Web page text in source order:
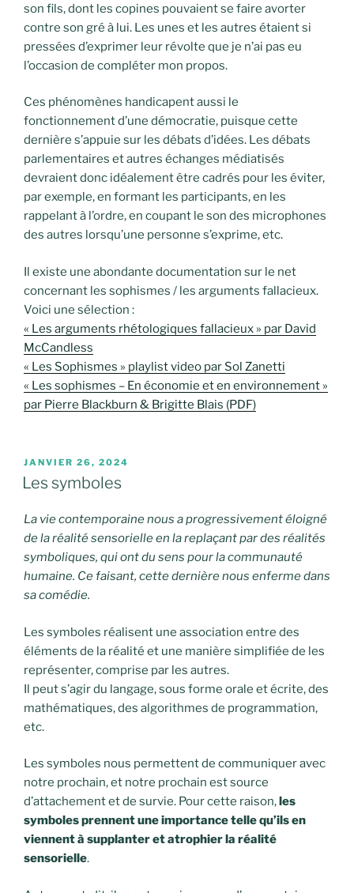
son fils, dont les copines pouvaient se faire avorter
contre son gré à lui. Les unes et les autres étaient si
pressées d’exprimer leur révolte que je n’ai pas eu
l’occasion de compléter mon propos.
Ces phénomènes handicapent aussi le
fonctionnement d’une démocratie, puisque cette
dernière s’appuie sur les débats d’idées. Les débats
parlementaires et autres échanges médiatisés
devraient donc idéalement être cadrés pour les éviter,
par exemple, en formant les participants, en les
rappelant à l’ordre, en coupant le son des microphones
des autres lorsqu’une personne s’exprime, etc.
Il existe une abondante documentation sur le net
concernant les sophismes / les arguments fallacieux.
Voici une sélection :
« Les arguments rhétologiques fallacieux » par David
McCandless
« Les Sophismes » playlist video par Sol Zanetti​
« Les sophismes – En économie et en environnement »
par Pierre Blackburn & Brigitte Blais (PDF)
PUBLIÉ
LE
JANVIER 26, 2024
Les symboles
La vie contemporaine nous a progressivement éloigné
de la réalité sensorielle en la replaçant par des réalités
symboliques, qui ont du sens pour la communauté
humaine. Ce faisant, cette dernière nous enferme dans
sa comédie.
Les symboles réalisent une association entre des
éléments de la réalité et une manière simplifiée de les
représenter, comprise par les autres.
Il peut s’agir du langage, sous forme orale et écrite, des
mathématiques, des algorithmes de programmation,
etc.
Les symboles nous permettent de communiquer avec
notre prochain, et notre prochain est source
d’attachement et de survie. Pour cette raison,les
symboles prennent une importance telle qu’ils en
viennent à supplanter et atrophier la réalité
sensorielle.